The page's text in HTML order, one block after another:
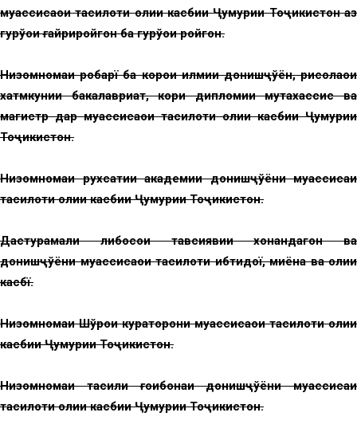
муассисаҳои таҳсилоти олии касбии Ҷумҳурии Тоҷикистон аз
гурўҳҳои ғайриройгон ба гурўҳҳои ройгон.
Низомномаи роҳбарї ба корҳои илмии донишҷўён, рисолаҳои
хатмкунии бакалавриат, кори дипломии мутахассис ва
магистр дар муассисаҳои таҳсилоти олии касбии Ҷумҳурии
Тоҷикистон.
Низомномаи рухсатии академии донишҷўёни муассисаи
таҳсилоти олии касбии Ҷумҳурии Тоҷикистон.
Дастурамали либосҳои тавсиявии хонандагон ва
донишҷўёни муассисаҳои таҳсилоти ибтидої, миёна ва олии
касбї.
Низомномаи Шўрои кураторони муассисаҳои таҳсилоти олии
касбии Ҷумҳурии Тоҷикистон.
Низомномаи таҳсили ғоибонаи донишҷўёни муассисаи
таҳсилоти олии касбии Ҷумҳурии Тоҷикистон.